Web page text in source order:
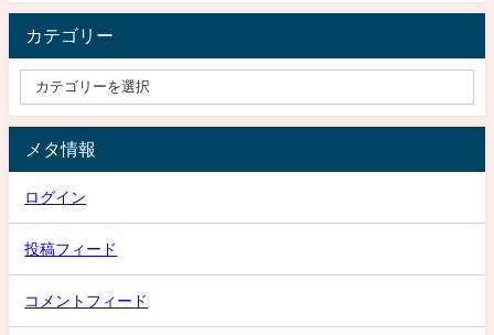
カテゴリー
メタ情報
ログイン
投稿フィード
コメントフィード